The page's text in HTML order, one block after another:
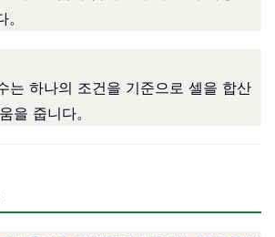
는 하나의 조건을 기준으로 셀을 합산
을 줍니다。